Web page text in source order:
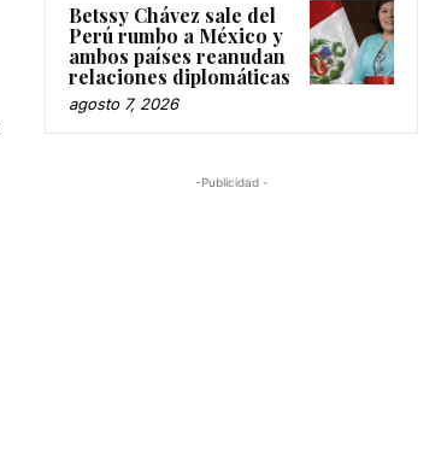
Betssy Chávez sale del
Perú rumbo a México y
ambos países reanudan
relaciones diplomáticas
agosto 7, 2026
-Publicidad -